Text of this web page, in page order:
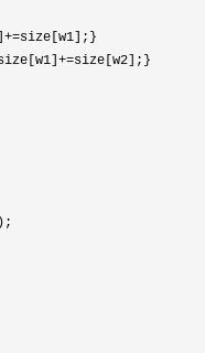
size[w1];}
size[w2];}
);